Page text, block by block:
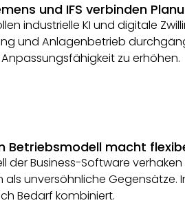
und IFS verbinden
industrielle KI und digitale
und Anlagenbetrieb
zu erhöhen.
Betriebsmodell macht
der Business-Software
als unversöhnliche
Bedarf kombiniert.